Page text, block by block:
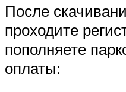
После
проходите
пополняете
оплаты: